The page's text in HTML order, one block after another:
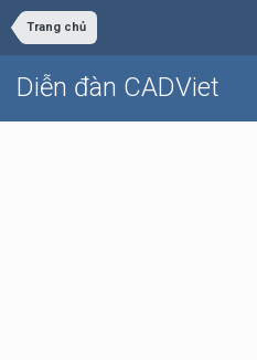
Trang chủ
Diễn đàn CADViet